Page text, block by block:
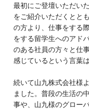
最初にご登壇いただい
をご紹介いただくとと
の方より、仕事をする
をする留学生へのアド
のある社員の方々と仕
感じているという言葉
続いて山九株式会社様
ました。普段の生活の
事や、山九様のグロー